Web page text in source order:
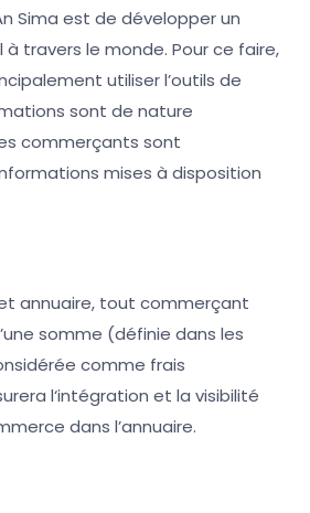
Sima est de développer un
travers le monde. Pour ce faire,
utiliser l’outils de
sont de nature
commerçants sont
mises à disposition
annuaire, tout commerçant
somme (définie dans les
comme frais
l‘intégration et la visibilité
dans l’annuaire.